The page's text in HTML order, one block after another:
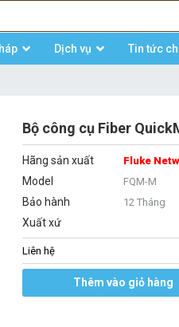
Dịch vụ Tin tức
Bộ công cụ Fiber
Hãng sản xuất Fluke
Model FQM-M
Bảo hành 12 Tháng
Xuất xứ
Liên hệ
Thêm vào giỏ hàng